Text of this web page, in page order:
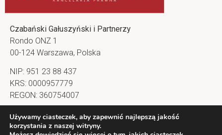
Czabański Gałuszyński i Partnerzy
Rondo ONZ 1
00-124 Warszawa, Polska
NIP: 951 23 88 437
KRS: 0000957779
REGON: 360754007
kancelaria@cg-lawfirm.pl
Nasz profil na LinkedIn
Używamy ciasteczek, aby zapewnić najlepszą jakość
korzystania z naszej witryny.